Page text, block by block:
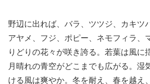
野辺に出れば、バラ、ツツジ、カキツ
アヤメ、フジ、ポピー、ネモフィラ、
りどりの花々が咲き誇る。若葉は風に
月晴れの青空がどこまでも広がる。湿
ける風は爽やか。冬を耐え、春を越え